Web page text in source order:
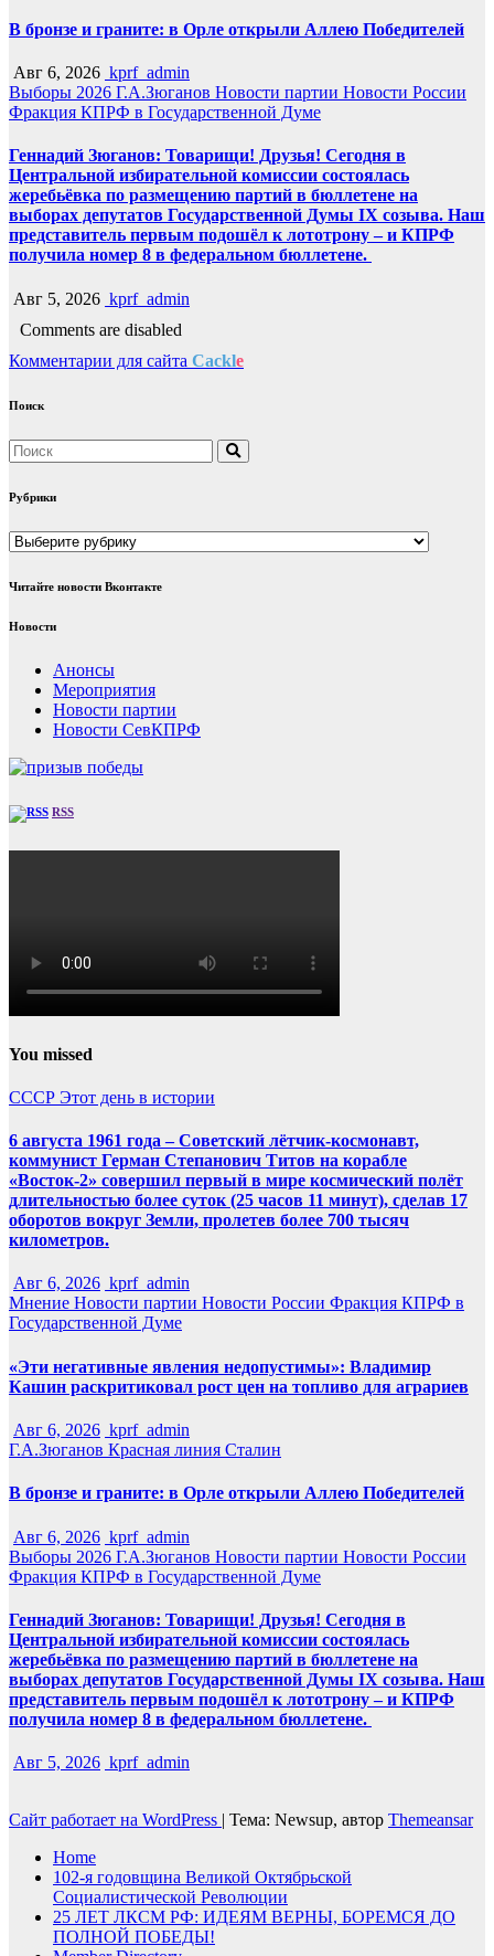
В бронзе и граните: в Орле открыли Аллею Победителей
Авг 6, 2026 kprf_admin
Выборы 2026 Г.А.Зюганов Новости партии Новости России
Фракция КПРФ в Государственной Думе
Геннадий Зюганов: Товарищи! Друзья! Сегодня в
Центральной избирательной комиссии состоялась
жеребьёвка по размещению партий в бюллетене на
выборах депутатов Государственной Думы IX созыва. Наш
представитель первым подошёл к лототрону – и КПРФ
получила номер 8 в федеральном бюллетене.
Авг 5, 2026 kprf_admin
Comments are disabled
Комментарии для сайта Cackle
Поиск
Рубрики
Рубрики
Читайте новости Вконтакте
Новости
Анонсы
Мероприятия
Новости партии
Новости СевКПРФ
RSS
You missed
СССР Этот день в истории
6 августа 1961 года – Советский лётчик-космонавт,
коммунист Герман Степанович Титов на корабле
«Восток-2» совершил первый в мире космический полёт
длительностью более суток (25 часов 11 минут), сделав 17
оборотов вокруг Земли, пролетев более 700 тысяч
километров.
Авг 6, 2026 kprf_admin
Мнение Новости партии Новости России Фракция КПРФ в
Государственной Думе
«Эти негативные явления недопустимы»: Владимир
Кашин раскритиковал рост цен на топливо для аграриев
Авг 6, 2026 kprf_admin
Г.А.Зюганов Красная линия Сталин
В бронзе и граните: в Орле открыли Аллею Победителей
Авг 6, 2026 kprf_admin
Выборы 2026 Г.А.Зюганов Новости партии Новости России
Фракция КПРФ в Государственной Думе
Геннадий Зюганов: Товарищи! Друзья! Сегодня в
Центральной избирательной комиссии состоялась
жеребьёвка по размещению партий в бюллетене на
выборах депутатов Государственной Думы IX созыва. Наш
представитель первым подошёл к лототрону – и КПРФ
получила номер 8 в федеральном бюллетене.
Авг 5, 2026 kprf_admin
Сайт работает на WordPress | Тема: Newsup, автор Themeansar
Home
102-я годовщина Великой Октябрьской
Социалистической Революции
25 ЛЕТ ЛКСМ РФ: ИДЕЯМ ВЕРНЫ, БОРЕМСЯ ДО
ПОЛНОЙ ПОБЕДЫ!